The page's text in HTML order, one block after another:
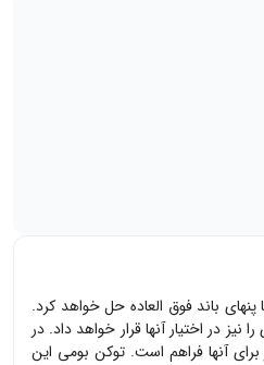
باند فوق العاده حل خواهد کرد.
در اختیار آنها قرار خواهد داد. در
آنها فراهم است. توکن بومی این